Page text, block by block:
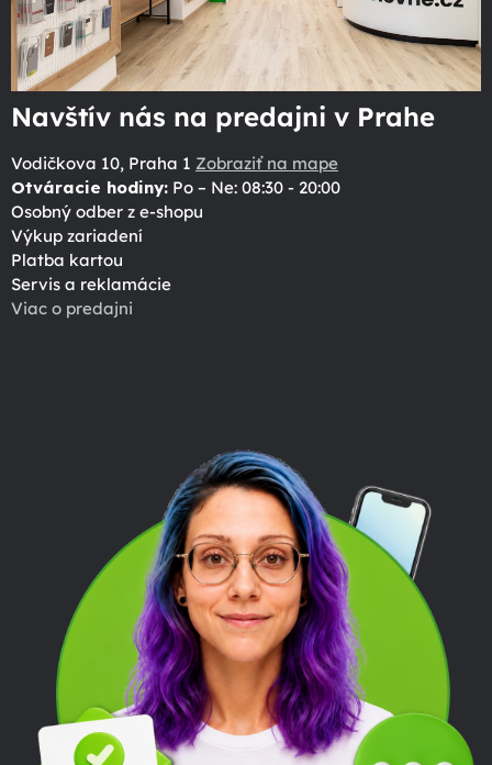
Navštív nás na predajni v Prahe
Vodičkova 10, Praha 1 Zobraziť na mape
Otváracie hodiny: Po – Ne: 08:30 - 20:00
Osobný odber z e-shopu
Výkup zariadení
Platba kartou
Servis a reklamácie
Viac o predajni